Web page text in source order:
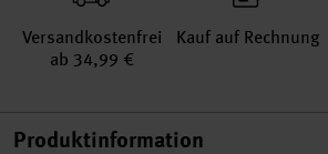
Versand­kosten­frei
ab 34,99 €
Kauf auf Rechnung
Produktinformation